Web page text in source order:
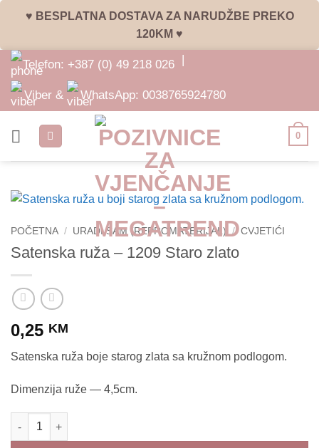
♥ BESPLATNA DOSTAVA ZA NARUDŽBE PREKO
120KM ♥
Skip
content
Telefon: +387 (0) 49 218 026 |
Viber & WhatsApp: 0038765924780
0
POČETNA / URADI SAM (REPROMATERIJAL) / CVJETIĆI
Satenska ruža – 1209 Staro zlato
0,25 KM
Satenska ruža boje starog zlata sa kružnom podlogom.
Dimenzija ruže — 4,5cm.
Satenska ruža - 1209 Staro zlato količina